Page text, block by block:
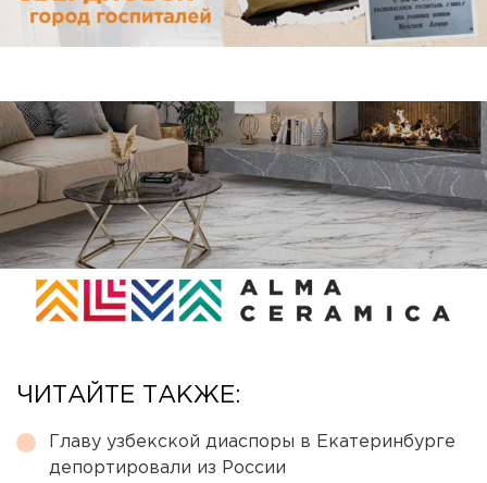
ЧИТАЙТЕ ТАКЖЕ:
Главу узбекской диаспоры в Екатеринбурге
депортировали из России